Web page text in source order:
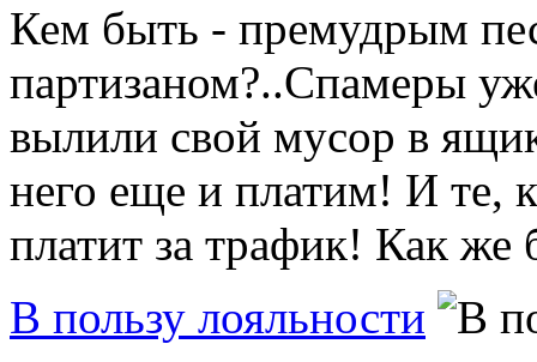
Кем быть - премудрым
партизаном?..Спамеры
вылили свой мусор в
него еще и платим! И те,
платит за трафик! Как же
В пользу лояльности